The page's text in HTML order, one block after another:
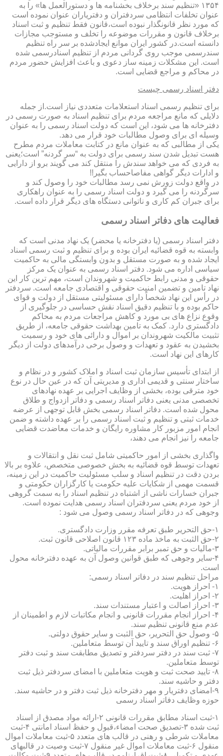
۱۳۵۴ «تنظیم سند برخلاف بخشنامه ها و دستورالعمل ها» را به
عنوان تخلفات انتظامی سردفتران و دفتریاران عنوان نموده است
که مورد نظر قانونگذار نبوده است،قانون فقط تنظیم و ثبت اسناد
برخلاف قانون و مقررات موضوعه را تخلف و مستوجب مجازات
دانسته است.در کشور ایران موانع ایجادشده بر سر راه تنظیم
سندرسمی موجب روی گردانی مردم از تنظیم اسنادرسمی شده
است. این مشکلات زمینه ساز دعوی و باعث افزایش حضور مردم
در محاکم و مراجع قضایی است.
دفتر اسناد رسمی چیست
برای تنظیم رسمی اسناد استعلامات متعددی نیاز است.از جمله
دلایلی که مانع مراجعه مردم برای تنظیم اسناد به صورت رسمی در
دفترخانه ها می شود، این است که دولت اسناد رسمی را به عنوان
وسیله ای برای وصول مطالبات خود قرار می دهد.
یکی از مطالبی که به عنوان مانع در کتابت معاملات مردم مطرح
هست تبدیل شدن سند رسمی برای دولت به “سر گردنه” است؛یعنی
به فردی که می خواهد سندش را منتقل کند می گویند برو از دارایی
و ادارات دیگر گواهی مفاصاحساب بگیر!!
در واقع دولت زورش نمی رسد مطالبات خود را وصول کند و
سرگردنه را می گیرد و دولت اسناد رسمی را به عنوان راهکاری
برای جبران کم کاری و ناتوانی دستگاه های دیگر قرار داده است.
فعالیت های دفاتر اسناد رسمی
دفتر اسناد رسمی (یا دفترخانه یا محضر) یک نهاد مدنی است که
وابسته به قوه قضائیه ایران بوده و برای تنظیم و ثبت رسمی اسناد
ایجاد شده و به صورت مستقل و بدون وابستگی مالی به حاکمیت
سیاسی اداره می شود. دفتر اسناد رسمی به عنوان یک مرکز
حقوقی و مدنی رابط حاکمیت و شهروندان است، مهم ترین کار این
نهاد تامین و تضمین امنیت حقوقی و اقتصادی جامعه است. سردفتر
در رأس این نهاد شخصاً دارای مسئولیتی مستقل از دولت و قوای
حاکم بوده و با تنظیم دقیق اسناد نقش حساسی در جلوگیری از
وقوع نزاع های بی مورد و کاهش مراجعات مردم به محاکم
دادگستری دارد. کمک به تامین بهداشت حقوقی جامعه، از طریق
تثبیت مالکیت شهروندان بر اموال و دارائی های خود و رسمیت
بخشیدن به عقود و تعهدات و وصول برخی درآمدهای دولت از دیگر
کارهای این نهاد است.
از ابتدای تأسیس سازمان ثبت اسناد و املاک کشور و در نظام و
ساختار سنتی و قدیمی اداری و مدیریتی آن که در عین حال در نوع
خود مترقی بوده، بخشی از وظایف اجرایی بر عهده نهادهای
تخصصی مدنی یعنی دفاتر اسناد رسمی و دفاتر ازدواج و طلاق
محول شده است. دفاتر اسناد رسمی بخش قابل توجهی از عرضه
خدمات ثبتی و تنظیم و ثبت اسناد رسمی را بر عهده داشته و ضمن
انجام امور مزبور کار مشاوره رایگان و خدمات معاضدت قضایی
جامعه را نیز انجام می دهند،
واگذاری بخشی از امور حاکمیتی شامل ثبت نقل و انتقالات و
تعهدات توسط قوه قضائیه به بخش خصوصی متخصص، علاوه بر بالا
بردن دقت در تنظیم اسناد و سلب مسئولیت حاکمیت در این زمینه،
قسمت مهمی از شکایات علیه حکومت یا کارگزاران حکومتی و
جبران خسارات ناشی از اشتباه در تنظیم اسناد را به سمت گروهی
از خود مردم یعنی سردفتران اسناد رسمی هدایت نموده است.
وجوهی که در دفاتر اسناد رسمی وصول می شود :
۱-حق التحریر طبق تعرفه مقرر وزارت دادگستری.
۲-حق الثبت به ماخذ ماده ۱۲۳ قانون اصلاحی قانون ثبت.
۳-مالیات و حق تمبر برابر مقررات مالیاتی.
۴-سایر وجوهی که طبق قوانین وصول آن به عهده دفترخانه محول
است.
مراحل تنظیم سند در دفاتر اسناد رسمی:
۱- احراز هویت.
۲- احراز اهلیت.
۳- احراز اصالت و اعتبار مستندات سند.
۴- احراز انجام مقررات قانونی و انجام مکاتبات لازم و اطمینان از
عدم منع قانونی تنظیم سند.
۵- وصول حق التحریر، حق الثبت و سایر حقوق دولتی.
۶- تنظیم اوراق سند و تایید آن توسط متعاملین.
۷- ثبت سند در دفتر سردفتر و تصدیق مطابقت سند و ثبت دفتر
توسط متعاملین.
۸- تایید صحت ثبت و هویت متعاملین با امضای سردفتر ذیل ثبت
دفتر و حاشیه سند.
۹-امضای دفتریار و مهر دفترخانه ذیل ثبت دفتر و در حاشیه سند.
حوزه وظایف دفاتر اسناد رسمی
۱-ثبت اسناد مطابق مقررات قانونی ۲-ارائه مواد مصدق از اسناد
ثبت شده ۳-تصدیق صحت امضاء،قبول و حفظ اسناد امانتی ۴-ثبت
معاملات شرطی و رهنی در قالب های متعدد ۵-ثبت معاملات اموال
منقول ۶-ثبت معاملات اموال غیر منقول ۷-ثبت وصیت در قالبهای